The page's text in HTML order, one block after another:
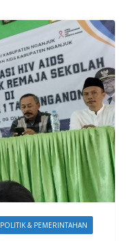
POLITIK & PEMERINTAHAN